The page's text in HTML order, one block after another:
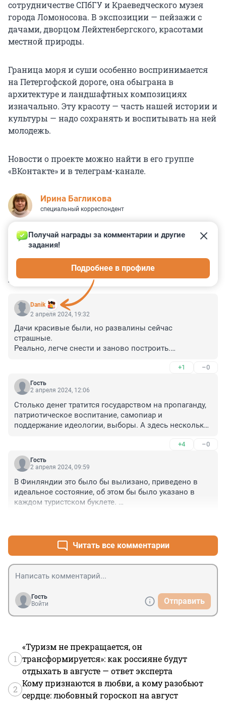
сотрудничестве СПбГУ и Краеведческого музея
города Ломоносова. В экспозиции — пейзажи с
дачами, дворцом Лейхтенбергского, красотами
местной природы.
Граница моря и суши особенно воспринимается
на Петергофской дороге, она обыграна в
архитектуре и ландшафтных композициях
изначально. Эту красоту — часть нашей истории и
культуры — надо сохранять и воспитывать на ней
молодежь.
Новости о проекте можно найти в его группе
«ВКонтакте» и в телеграм-канале.
Ирина Багликова
специальный корреспондент
КОММЕНТАРИИ 13
Danik
Получай награды за комментарии и другие
задания!
Подробнее в профиле
2 апреля 2024, 19:32
Дачи красивые были, но развалины сейчас
страшные.
Реально, легче снести и заново построить.
Рядом Сергиевка с разваливающимся дворцом в
запустении, рядом Ропша с дворцом в развалинах,
рядом брошенный, но еще сохранившийся шикарный
А тут какие-то деревянные развалины!
+1 –0
Гость
2 апреля 2024, 12:06
Столько денег тратится государством на пропаганду,
патриотическое воспитание, самопиар и
поддержание идеологии, выборы. А здесь несколько
+4 –0
Гость
2 апреля 2024, 09:59
В Финляндии это было бы вылизано, приведено в
идеальное состояние, об этом бы было указано в
каждом туристском буклете.
Читать все комментарии
Гость
Войти
Отправить
1
«Туризм не прекращается, он
трансформируется»: как россияне будут
отдыхать в августе — ответ эксперта
2
Кому признаются в любви, а кому разобьют
сердце: любовный гороскоп на август